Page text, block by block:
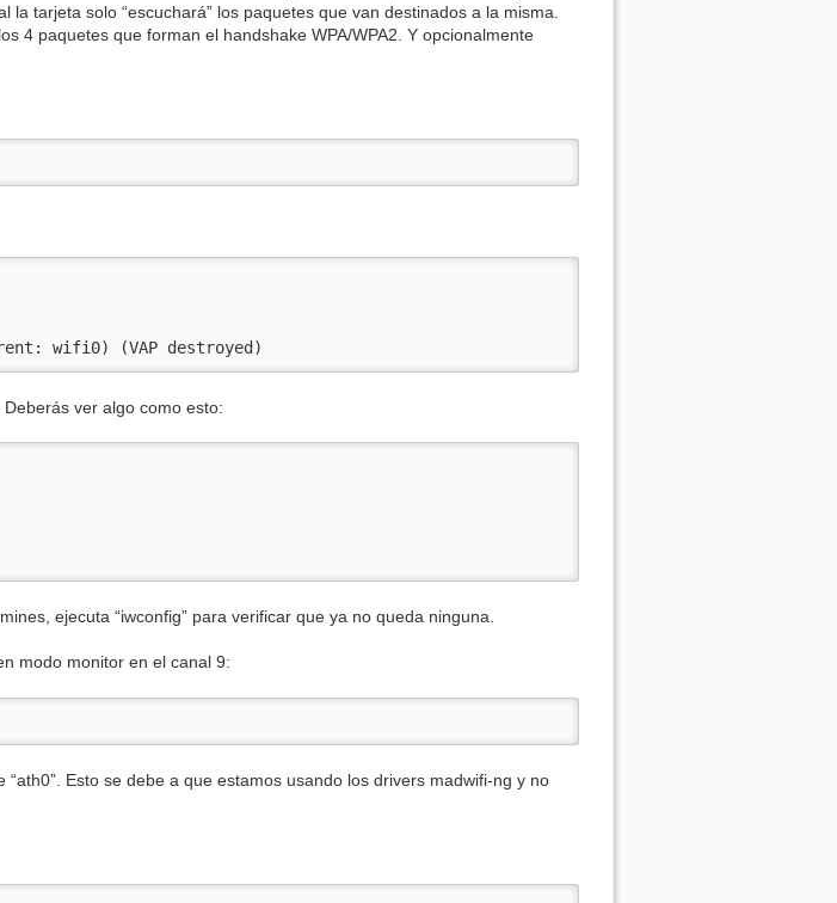
tarjeta solo “escuchará” los paquetes que van destinados a la misma.
4 paquetes que forman el handshake WPA/WPA2. Y opcionalmente
wifi0) (VAP destroyed)
ver algo como esto:
ejecuta “iwconfig” para verificar que ya no queda ninguna.
modo monitor en el canal 9:
Esto se debe a que estamos usando los drivers madwifi-ng y no